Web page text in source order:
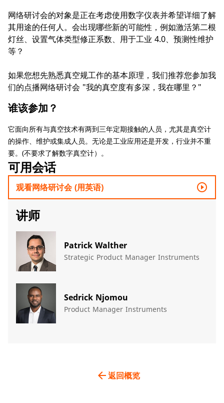
网络研讨会的对象是正在考虑使用数字仪表并希望详细了解
其用途的任何人。会出现哪些新的可能性，例如激活第二根
灯丝、设置气体类型修正系数、用于工业 4.0、预测性维护
等？
如果您想先熟悉真空规工作的基本原理，我们推荐您参加我
们的点播网络研讨会 "我的真空度有多深，我在哪里？ "
谁该参加？
它面向所有与真空技术有两到三年定期接触的人员，尤其是真空计
的操作、维护或集成人员。无论是工业应用还是开发，行业并不重
要。(不要求了解数字真空计）。
可用会话
观看网络研讨会 (用英语) play_circle_outline
讲师
Patrick Walther
Strategic Product Manager Instruments
​Sedrick Njomou​
Product Manager Instruments
返回概览
arrow_back